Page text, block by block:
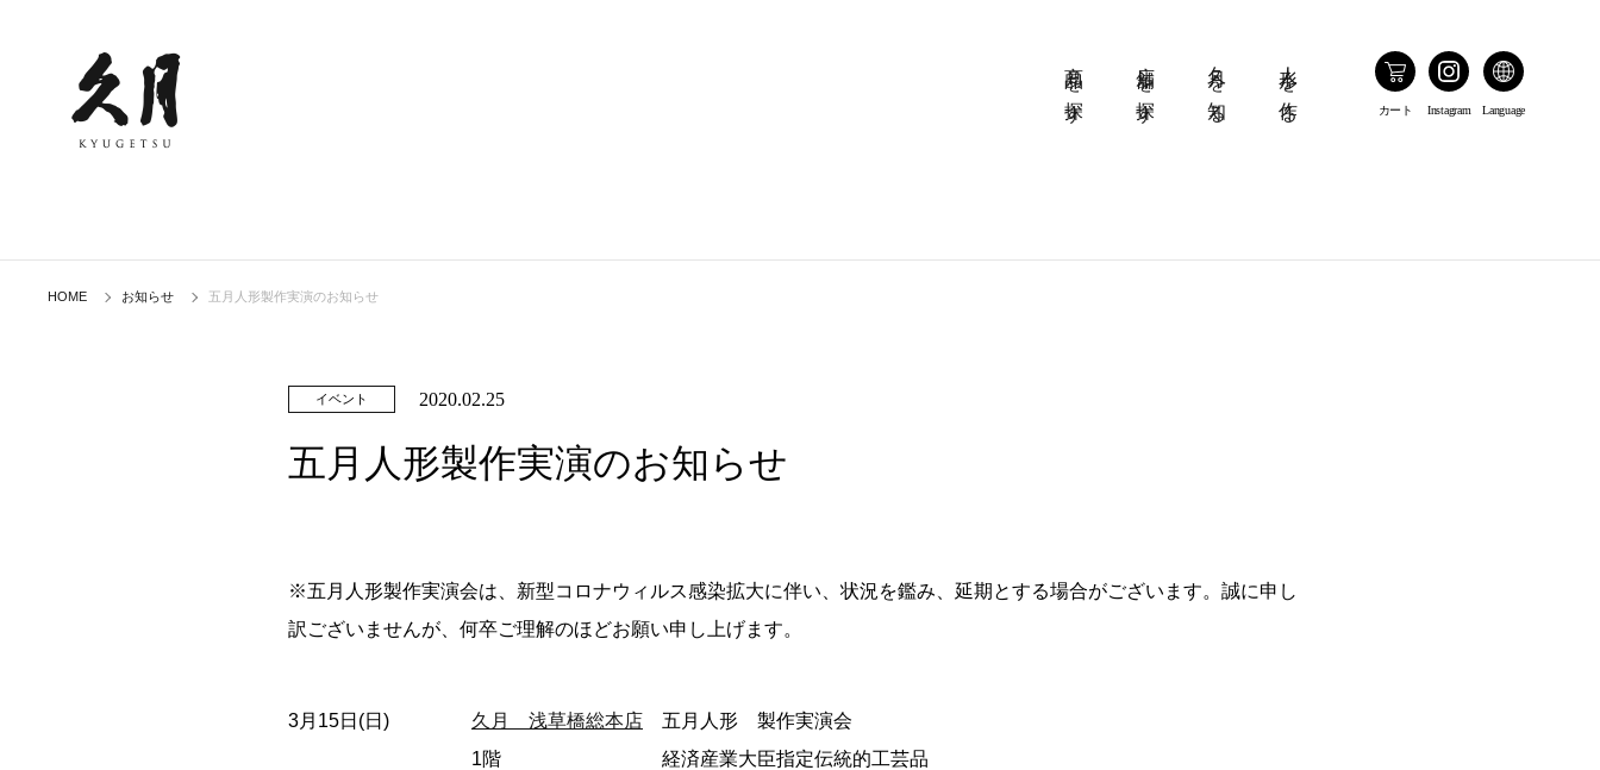
商品を探す 店舗を探す 久月を知る 人形を作る カート Instagram Language
HOME お知らせ 五月人形製作実演のお知らせ
イベント 2020.02.25
五月人形製作実演のお知らせ
※五月人形製作実演会は、新型コロナウィルス感染拡大に伴い、状況を鑑み、延期とする場合がございます。誠に申し
訳ございませんが、何卒ご理解のほどお願い申し上げます。
3月15日(日)
久月 浅草橋総本店
1階
五月人形 製作実演会
経済産業大臣指定伝統的工芸品